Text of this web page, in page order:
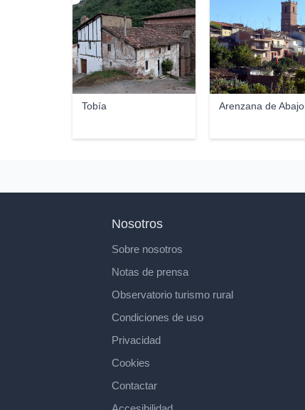
Tobía Arenzana de Abajo
Nosotros
Sobre nosotros
Notas de prensa
Observatorio turismo rural
Condiciones de uso
Privacidad
Cookies
Contactar